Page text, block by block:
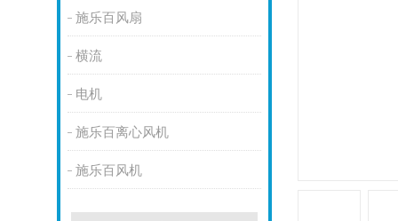
施乐百风扇
横流
电机
施乐百离心风机
施乐百风机